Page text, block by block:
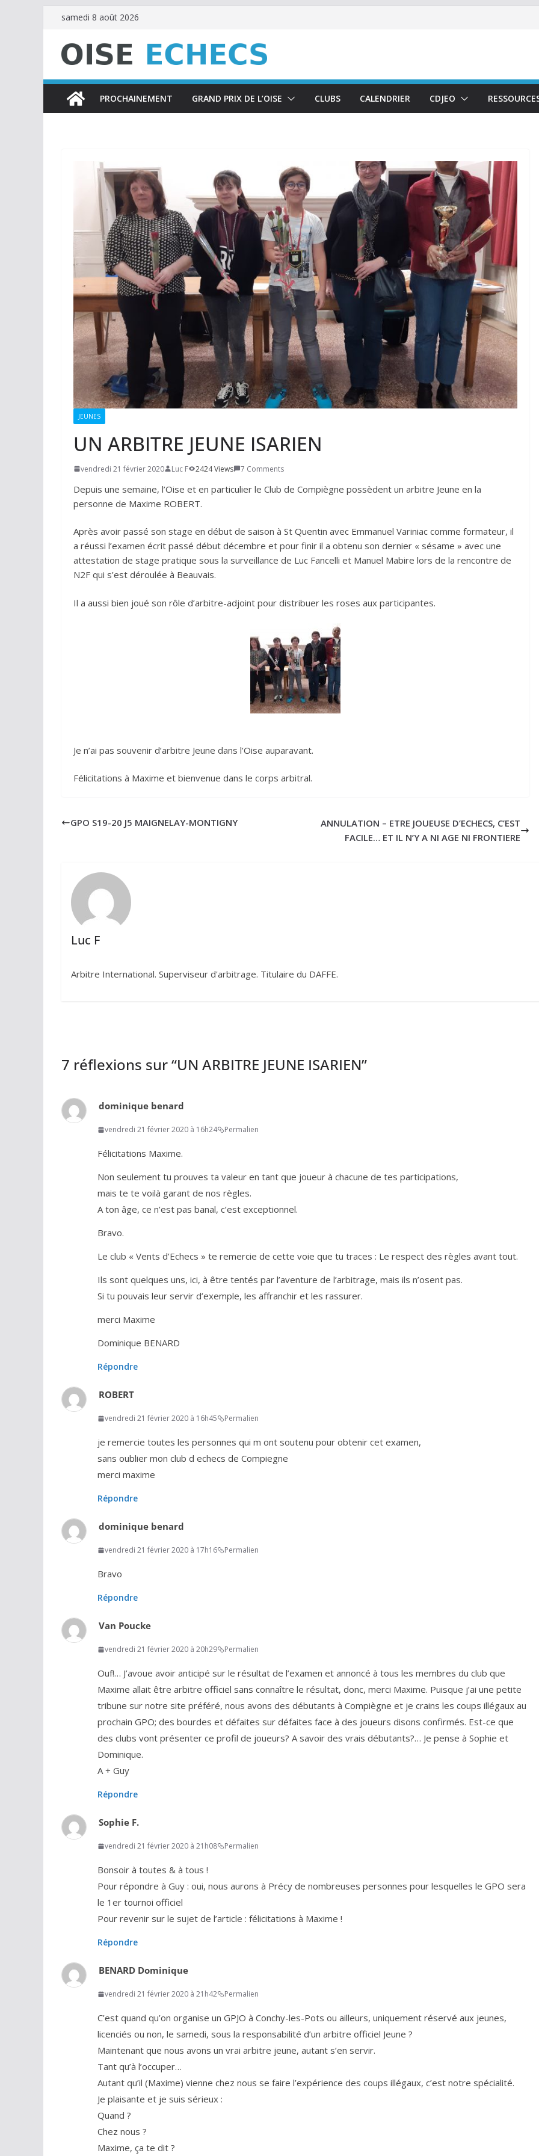
Passer
contenu
samedi 8 août 2026
PROCHAINEMENT GRAND PRIX DE L’OISE CLUBS CALENDRIER CDJEO
JEUNES
UN ARBITRE JEUNE ISARIEN
vendredi 21 février 2020 Luc F 2424 Views 7 Comments
Depuis une semaine, l’Oise et en particulier le Club de Compiègne possèdent un arbitre Jeune en la
personne de Maxime ROBERT.
Après avoir passé son stage en début de saison à St Quentin avec Emmanuel Variniac comme formateur, il
a réussi l’examen écrit passé début décembre et pour finir il a obtenu son dernier « sésame » avec une
attestation de stage pratique sous la surveillance de Luc Fancelli et Manuel Mabire lors de la rencontre de
N2F qui s’est déroulée à Beauvais.
Il a aussi bien joué son rôle d’arbitre-adjoint pour distribuer les roses aux participantes.
Je n’ai pas souvenir d’arbitre Jeune dans l’Oise auparavant.
Félicitations à Maxime et bienvenue dans le corps arbitral.
GPO S19-20 J5 MAIGNELAY-MONTIGNY
ANNULATION – ETRE JOUEUSE D’ECHECS, C’EST
FACILE… ET IL N’Y A NI AGE NI FRONTIERE
Luc F
Arbitre International. Superviseur d'arbitrage. Titulaire du DAFFE.
7 réflexions sur “UN ARBITRE JEUNE ISARIEN”
dominique benard
vendredi 21 février 2020 à 16h24 Permalien
Félicitations Maxime.
Non seulement tu prouves ta valeur en tant que joueur à chacune de tes participations,
mais te te voilà garant de nos règles.
A ton âge, ce n’est pas banal, c’est exceptionnel.
Bravo.
Le club « Vents d’Echecs » te remercie de cette voie que tu traces : Le respect des règles avant tout.
Ils sont quelques uns, ici, à être tentés par l’aventure de l’arbitrage, mais ils n’osent pas.
Si tu pouvais leur servir d’exemple, les affranchir et les rassurer.
merci Maxime
Dominique BENARD
Répondre
ROBERT
vendredi 21 février 2020 à 16h45 Permalien
je remercie toutes les personnes qui m ont soutenu pour obtenir cet examen,
sans oublier mon club d echecs de Compiegne
merci maxime
Répondre
dominique benard
vendredi 21 février 2020 à 17h16 Permalien
Bravo
Répondre
Van Poucke
vendredi 21 février 2020 à 20h29 Permalien
Ouf!… J’avoue avoir anticipé sur le résultat de l’examen et annoncé à tous les membres du club que
Maxime allait être arbitre officiel sans connaître le résultat, donc, merci Maxime. Puisque j’ai une petite
tribune sur notre site préféré, nous avons des débutants à Compiègne et je crains les coups illégaux au
prochain GPO; des bourdes et défaites sur défaites face à des joueurs disons confirmés. Est-ce que
des clubs vont présenter ce profil de joueurs? A savoir des vrais débutants?… Je pense à Sophie et
Dominique.
A + Guy
Répondre
Sophie F.
vendredi 21 février 2020 à 21h08 Permalien
Bonsoir à toutes & à tous !
Pour répondre à Guy : oui, nous aurons à Précy de nombreuses personnes pour lesquelles le GPO sera
le 1er tournoi officiel
Pour revenir sur le sujet de l’article : félicitations à Maxime !
Répondre
BENARD Dominique
vendredi 21 février 2020 à 21h42 Permalien
C’est quand qu’on organise un GPJO à Conchy-les-Pots ou ailleurs, uniquement réservé aux jeunes,
licenciés ou non, le samedi, sous la responsabilité d’un arbitre officiel Jeune ?
Maintenant que nous avons un vrai arbitre jeune, autant s’en servir.
Tant qu’à l’occuper…
Autant qu’il (Maxime) vienne chez nous se faire l’expérience des coups illégaux, c’est notre spécialité.
Je plaisante et je suis sérieux :
Quand ?
Chez nous ?
Maxime, ça te dit ?